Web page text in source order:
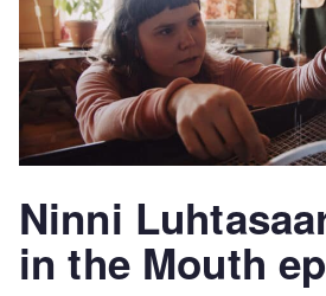
Ninni
in the Mouth